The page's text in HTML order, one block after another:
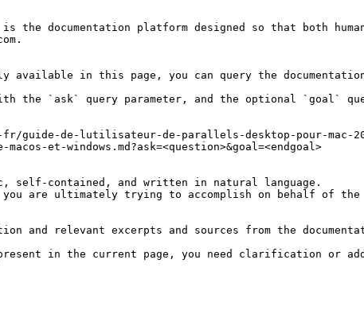
the documentation platform designed so that both
in this page, you can query the
the `ask` query parameter, and the optional `goal`
guide-de-lutilisateur-de-parallels-desktop-pour-mac-
et-windows.md?ask=<question>&goal=<endgoal>
self-contained, and written in natural language.
are ultimately trying to accomplish on behalf of
and relevant excerpts and sources from the
present in the current page, you need clarification or